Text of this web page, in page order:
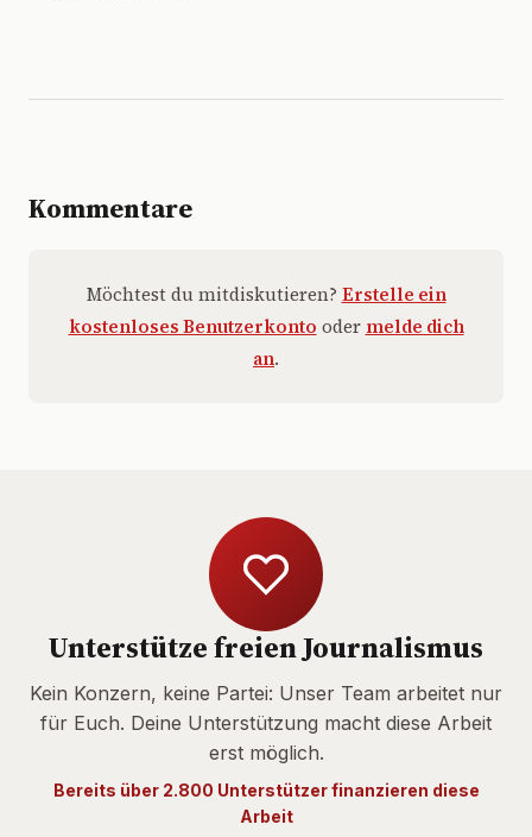
Kommentare
Möchtest du mitdiskutieren? Erstelle ein
kostenloses Benutzerkonto oder melde dich
an.
Unterstütze freien Journalismus
Kein Konzern, keine Partei: Unser Team arbeitet nur
für Euch. Deine Unterstützung macht diese Arbeit
erst möglich.
Bereits über 2.800 Unterstützer finanzieren diese
Arbeit